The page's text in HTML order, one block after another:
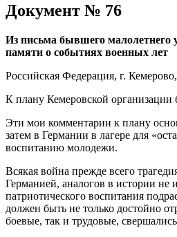
Документ № 76
Из письма бывшего малолетнего
памяти о событиях военных лет
Российская Федерация, г.
К плану Кемеровской
Эти мои комментарии к плану
затем в Германии в лагере для
воспитанию молодежи.
Всякая война прежде всего
Германией, аналогов в истории не
патриотического воспитания
должен быть не только достойно
боевые, так и трудовые,